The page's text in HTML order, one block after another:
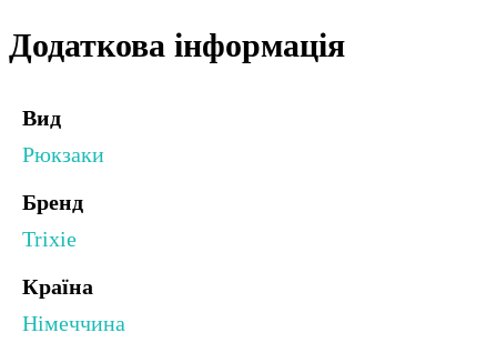
Додаткова інформація
Вид
Рюкзаки
Бренд
Trixie
Країна
Німеччина